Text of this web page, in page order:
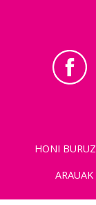
HONI BURUZ
ARAUAK